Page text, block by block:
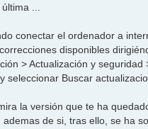
...
conectar el ordenador a
disponibles
> Actualización y seguridad
seleccionar Buscar
la versión que te ha
ademas de si, tras ello, se ha